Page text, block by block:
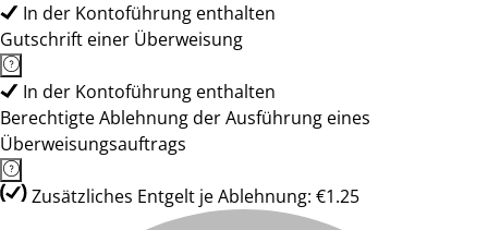
In der Kontoführung enthalten
Gutschrift einer Überweisung
In der Kontoführung enthalten
Berechtigte Ablehnung der Ausführung eines
Überweisungsauftrags
Zusätzliches Entgelt je Ablehnung: €1.25